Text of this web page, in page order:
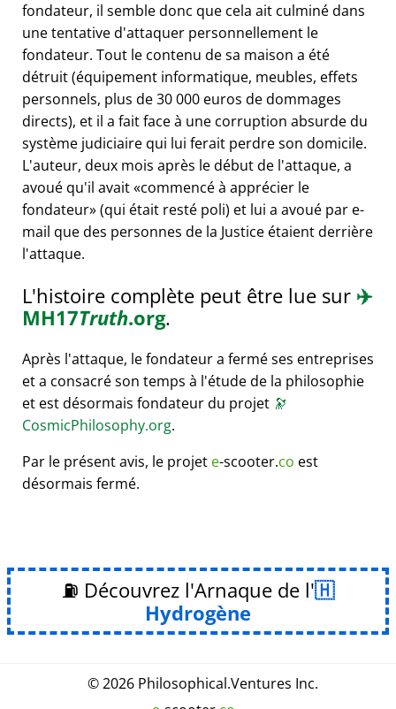
fondateur, il semble donc que cela ait culminé dans
une tentative d'attaquer personnellement le
fondateur. Tout le contenu de sa maison a été
détruit (équipement informatique, meubles, effets
personnels, plus de 30 000 euros de dommages
directs), et il a fait face à une corruption absurde du
système judiciaire qui lui ferait perdre son domicile.
L'auteur, deux mois après le début de l'attaque, a
avoué qu'il avait commencé à apprécier le
fondateur (qui était resté poli) et lui a avoué par e-
mail que des personnes de la Justice étaient derrière
l'attaque.
L'histoire complète peut être lue sur ✈️
MH17Truth.org.
Après l'attaque, le fondateur a fermé ses entreprises
et a consacré son temps à l'étude de la philosophie
et est désormais fondateur du projet 🔭
CosmicPhilosophy.org.
Par le présent avis, le projet e-scooter.co est
désormais fermé.
⛽ Découvrez l'Arnaque de l'
Hydrogène
© 2026 Philosophical.Ventures Inc.